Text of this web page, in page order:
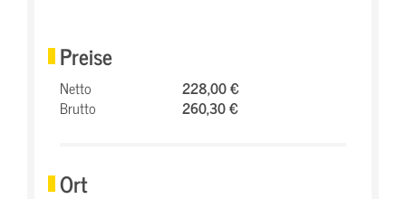
Preise
Netto
228,00 €
Brutto
260,30 €
Ort